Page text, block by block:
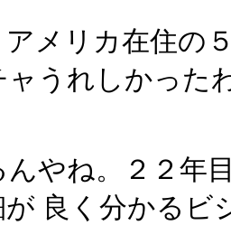
メリカ在住の
ャうれしかった
んやね。２２年
が 良く分かる